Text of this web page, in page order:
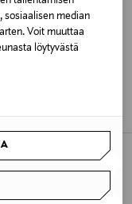
sosiaalisen median
Voit muuttaa
löytyvästä